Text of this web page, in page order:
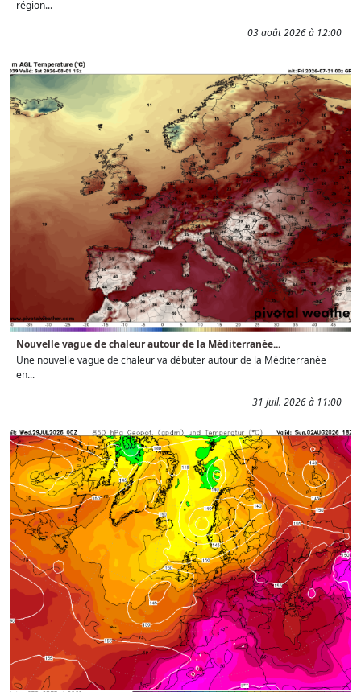
région...
03 août 2026 à 12:00
Nouvelle vague de chaleur autour de la Méditerranée...
Une nouvelle vague de chaleur va débuter autour de la Méditerranée
en...
31 juil. 2026 à 11:00